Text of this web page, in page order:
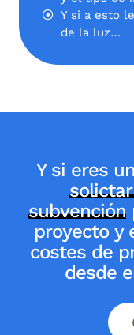
Y si a esto
de la luz…
Y si eres
subvención
proyecto y
costes de
desde